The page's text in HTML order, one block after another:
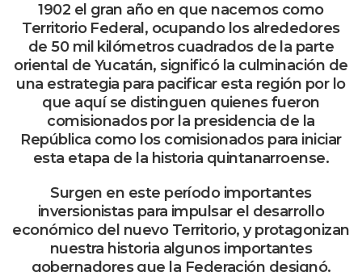
1902 el gran año en que nacemos como
Territorio Federal, ocupando los alrededores
de 50 mil kilómetros cuadrados de la parte
oriental de Yucatán, significó la culminación de
una estrategia para pacificar esta región por lo
que aquí se distinguen quienes fueron
comisionados por la presidencia de la
República como los comisionados para iniciar
esta etapa de la historia quintanarroense.
Surgen en este período importantes
inversionistas para impulsar el desarrollo
económico del nuevo Territorio, y protagonizan
nuestra historia algunos importantes
gobernadores que la Federación designó.